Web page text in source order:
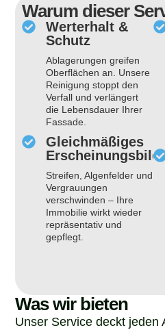
Warum dieser
Werterhalt &
Schutz
Ablagerungen greifen
Oberflächen an. Unsere
Reinigung stoppt den
Verfall und verlängert
die Lebensdauer Ihrer
Fassade.
Gleichmäßiges
Erscheinungsbild
Streifen, Algenfelder und
Vergrauungen
verschwinden – Ihre
Immobilie wirkt wieder
repräsentativ und
gepflegt.
Was wir bieten
Unser Service deckt jeden